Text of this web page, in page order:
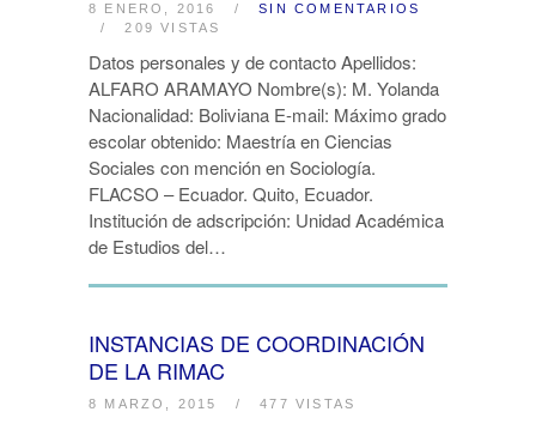
8 ENERO, 2016 /
SIN COMENTARIOS
/
209 VISTAS
Datos personales y de contacto Apellidos:
ALFARO ARAMAYO Nombre(s): M. Yolanda
Nacionalidad: Boliviana E-mail: Máximo grado
escolar obtenido: Maestría en Ciencias
Sociales con mención en Sociología.
FLACSO – Ecuador. Quito, Ecuador.
Institución de adscripción: Unidad Académica
de Estudios del…
INSTANCIAS DE COORDINACIÓN
DE LA RIMAC
8 MARZO, 2015 / 477 VISTAS